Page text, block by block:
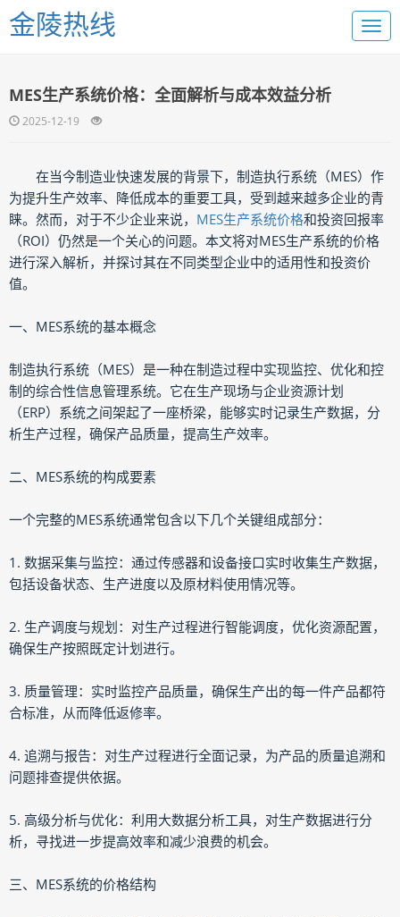
金陵热线
MES生产系统价格：全面解析与成本效益分析
2025-12-19
在当今制造业快速发展的背景下，制造执行系统（MES）作
为提升生产效率、降低成本的重要工具，受到越来越多企业的青
睐。然而，对于不少企业来说， MES生产系统价格和投资回报率
（ROI）仍然是一个关心的问题。本文将对MES生产系统的价格
进行深入解析，并探讨其在不同类型企业中的适用性和投资价
值。
一、MES系统的基本概念
制造执行系统（MES）是一种在制造过程中实现监控、优化和控
制的综合性信息管理系统。它在生产现场与企业资源计划
（ERP）系统之间架起了一座桥梁，能够实时记录生产数据，分
析生产过程，确保产品质量，提高生产效率。
二、MES系统的构成要素
一个完整的MES系统通常包含以下几个关键组成部分：
1. 数据采集与监控：通过传感器和设备接口实时收集生产数据，
包括设备状态、生产进度以及原材料使用情况等。
2. 生产调度与规划：对生产过程进行智能调度，优化资源配置，
确保生产按照既定计划进行。
3. 质量管理：实时监控产品质量，确保生产出的每一件产品都符
合标准，从而降低返修率。
4. 追溯与报告：对生产过程进行全面记录，为产品的质量追溯和
问题排查提供依据。
5. 高级分析与优化：利用大数据分析工具，对生产数据进行分
析，寻找进一步提高效率和减少浪费的机会。
三、MES系统的价格结构